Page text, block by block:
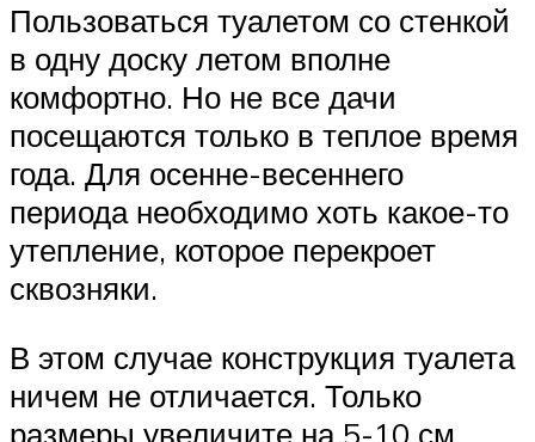
Пользоваться туалетом со стенкой
в одну доску летом вполне
комфортно. Но не все дачи
посещаются только в теплое время
года. Для осенне-весеннего
периода необходимо хоть какое-то
утепление, которое перекроет
сквозняки.
В этом случае конструкция туалета
ничем не отличается. Только
размеры увеличите на 5-10 см